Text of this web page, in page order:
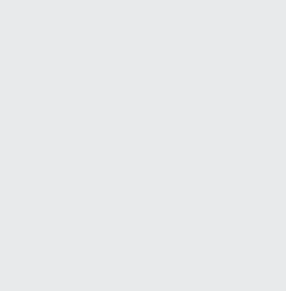
– 17:00